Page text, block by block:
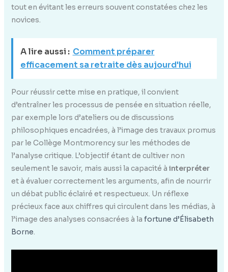
tout en évitant les erreurs souvent constatées chez les
novices.
A lire aussi : Comment préparer
efficacement sa retraite dès aujourd'hui
Pour réussir cette mise en pratique, il convient
d’entraîner les processus de pensée en situation réelle,
par exemple lors d’ateliers ou de discussions
philosophiques encadrées, à l’image des travaux promus
par le Collège Montmorency sur les méthodes de
l’analyse critique. L’objectif étant de cultiver non
seulement le savoir, mais aussi la capacité à interpréter
et à évaluer correctement les arguments, afin de nourrir
un débat public éclairé et respectueux. Un réflexe
précieux face aux chiffres qui circulent dans les médias, à
l’image des analyses consacrées à la fortune d’Élisabeth
Borne.